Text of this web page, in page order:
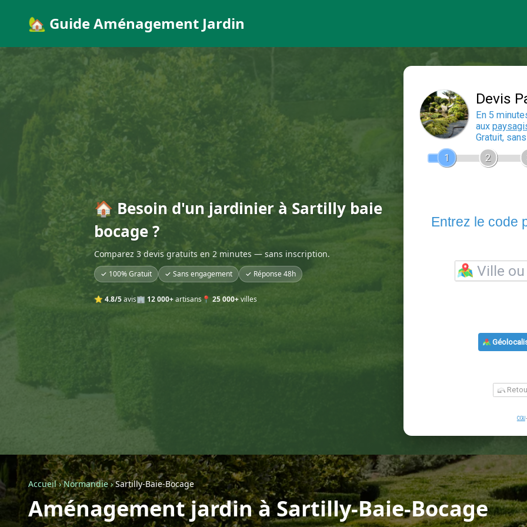
🏡 Guide Aménagement Jardin
🏠 Besoin d'un jardinier à Sartilly baie
bocage ?
Comparez 3 devis gratuits en 2 minutes — sans inscription.
✓ 100% Gratuit ✓ Sans engagement ✓ Réponse 48h
⭐ 4.8/5avis🏢 12 000+artisans 📍 25 000+villes
Accueil›Normandie›Sartilly-Baie-Bocage
Aménagement jardin à Sartilly-Baie-Bocage